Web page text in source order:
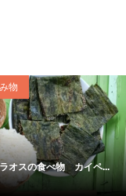
物
オスの食べ物 カイペ...